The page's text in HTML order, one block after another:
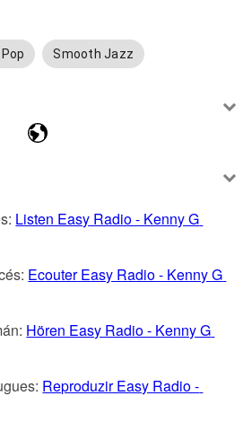
Smooth Jazz
Listen Easy Radio - Kenny G
Ecouter Easy Radio - Kenny G
Hören Easy Radio - Kenny G
Reproduzir Easy Radio -